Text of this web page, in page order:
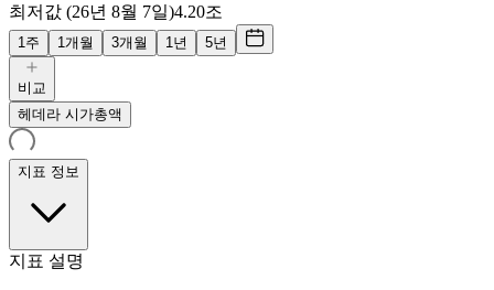
최저값 (26년 8월 7일)4.20조
1주 1개월 3개월 1년 5년
비교
헤데라 시가총액
지표 정보
지표 설명